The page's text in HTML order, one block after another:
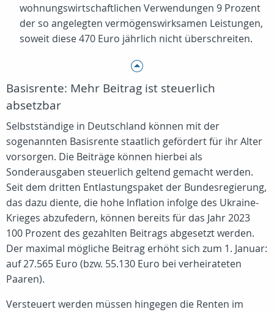
wohnungswirtschaftlichen Verwendungen 9 Prozent
der so angelegten vermögenswirksamen Leistungen,
soweit diese 470 Euro jährlich nicht überschreiten.
Basisrente: Mehr Beitrag ist steuerlich
absetzbar
Selbstständige in Deutschland können mit der
sogenannten Basisrente staatlich gefördert für ihr Alter
vorsorgen. Die Beiträge können hierbei als
Sonderausgaben steuerlich geltend gemacht werden.
Seit dem dritten Entlastungspaket der Bundesregierung,
das dazu diente, die hohe Inflation infolge des Ukraine-
Krieges abzufedern, können bereits für das Jahr 2023
100 Prozent des gezahlten Beitrags abgesetzt werden.
Der maximal mögliche Beitrag erhöht sich zum 1. Januar:
auf 27.565 Euro (bzw. 55.130 Euro bei verheirateten
Paaren).
Versteuert werden müssen hingegen die Renten im